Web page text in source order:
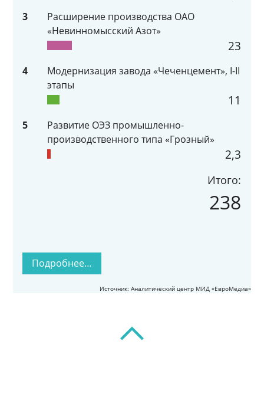
3
Расширение производства ОАО
«Невинномысский Азот»
23
4
Модернизация завода «Чеченцемент», I-II
этапы
11
5
Развитие ОЭЗ промышленно-
производственного типа «Грозный»
2,3
Итого:
238
Подробнее…
Источник: Аналитический центр МИД «ЕвроМедиа»